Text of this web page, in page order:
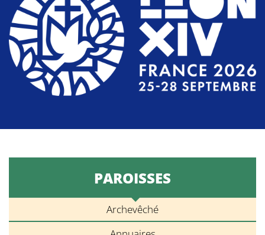
PAROISSES
Archevêché